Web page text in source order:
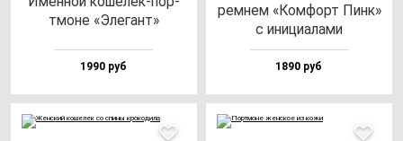
тмо­не «Эле­гант»
1990 руб
рем­нем «Ком­форт Пинк»
с ини­ци­ала­ми
1890 руб